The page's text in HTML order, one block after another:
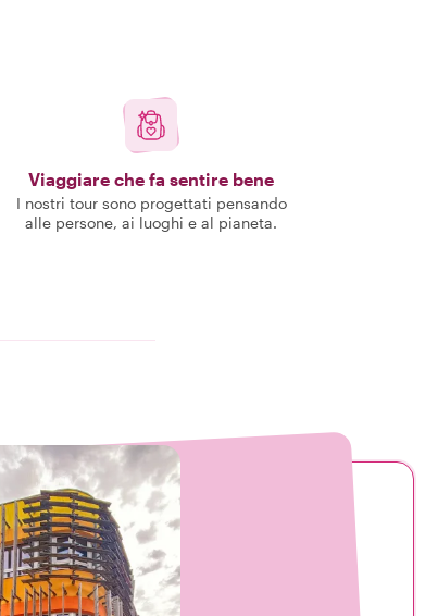
Viaggiare che fa sentire bene
I nostri tour sono progettati pensando
alle persone, ai luoghi e al pianeta.